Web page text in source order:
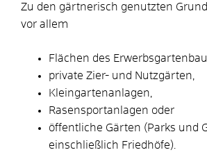
Zu den gärtnerisch genutzten
vor allem
Flächen des
private Zier- und Nutzgärten,
Kleingartenanlagen,
Rasensportanlagen oder
öffentliche Gärten (Parks und
einschließlich Friedhöfe)